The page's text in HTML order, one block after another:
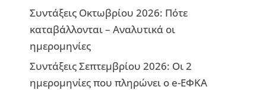
Συντάξεις Οκτωβρίου 2026: Πότε
καταβάλλονται – Αναλυτικά οι
ημερομηνίες
Συντάξεις Σεπτεμβρίου 2026: Οι 2
ημερομηνίες που πληρώνει ο e-ΕΦΚΑ